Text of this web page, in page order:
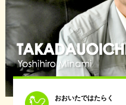
おおいたではたらく